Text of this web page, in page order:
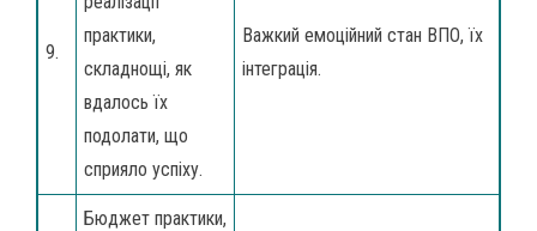
9.
практики,
складнощі, як
вдалось їх
подолати, що
сприяло успіху.
Важкий емоційний стан ВПО, їх
інтеграція.
Бюджет практики,